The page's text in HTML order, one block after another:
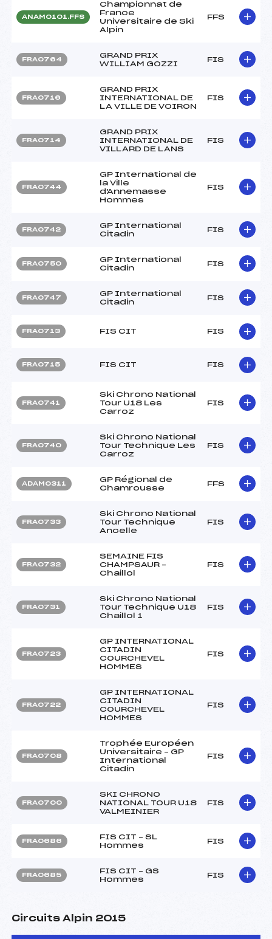
ANAM0101.FFS
Championnat de
France
Universitaire de Ski
Alpin
FFS
FRA0764
GRAND PRIX
WILLIAM GOZZI
FIS
FRA0716
GRAND PRIX
INTERNATIONAL DE
LA VILLE DE VOIRON
FIS
FRA0714
GRAND PRIX
INTERNATIONAL DE
VILLARD DE LANS
FIS
FRA0744
GP International de
la Ville
d'Annemasse
Hommes
FIS
FRA0742
GP International
Citadin
FIS
FRA0750
GP International
Citadin
FIS
FRA0747
GP International
Citadin
FIS
FRA0713 FIS CIT FIS
FRA0715 FIS CIT FIS
FRA0741
Ski Chrono National
Tour U18 Les
Carroz
FIS
FRA0740
Ski Chrono National
Tour Technique Les
Carroz
FIS
ADAM0311
GP Régional de
Chamrousse
FFS
FRA0733
Ski Chrono National
Tour Technique
Ancelle
FIS
FRA0732
SEMAINE FIS
CHAMPSAUR –
Chaillol
FIS
FRA0731
Ski Chrono National
Tour Technique U18
Chaillol 1
FIS
FRA0723
GP INTERNATIONAL
CITADIN
COURCHEVEL
HOMMES
FIS
FRA0722
GP INTERNATIONAL
CITADIN
COURCHEVEL
HOMMES
FIS
FRA0708
Trophée Européen
Universitaire – GP
International
Citadin
FIS
FRA0700
SKI CHRONO
NATIONAL TOUR U18
VALMEINIER
FIS
FRA0686
FIS CIT – SL
Hommes
FIS
FRA0685
FIS CIT – GS
Hommes
FIS
Circuits Alpin 2015